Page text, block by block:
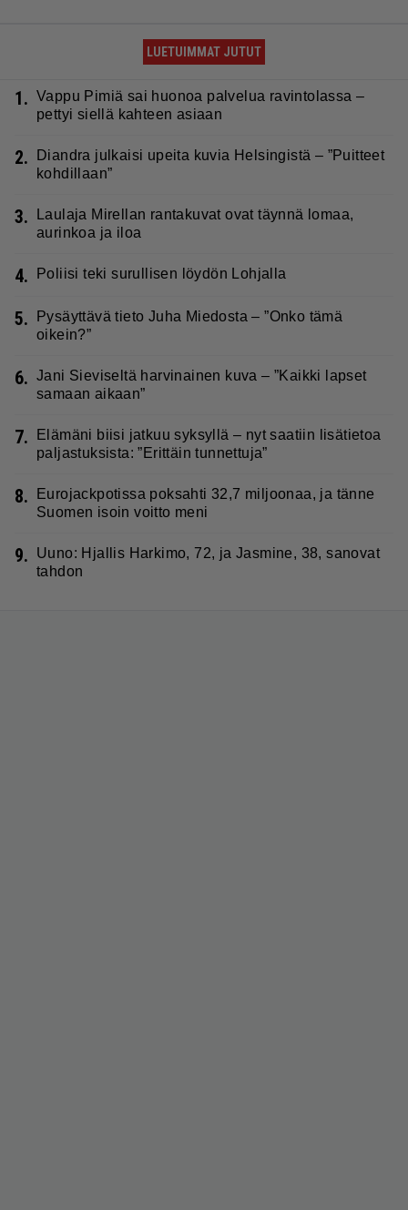
LUETUIMMAT JUTUT
1. Vappu Pimiä sai huonoa palvelua ravintolassa –
pettyi siellä kahteen asiaan
2.
Diandra julkaisi upeita kuvia Helsingistä – ”Puitteet
kohdillaan”
3.
Laulaja Mirellan rantakuvat ovat täynnä lomaa,
aurinkoa ja iloa
4. Poliisi teki surullisen löydön Lohjalla
5.
Pysäyttävä tieto Juha Miedosta – ”Onko tämä
oikein?”
6. Jani Sieviseltä harvinainen kuva – ”Kaikki lapset
samaan aikaan”
7.
Elämäni biisi jatkuu syksyllä – nyt saatiin lisätietoa
paljastuksista: ”Erittäin tunnettuja”
8.
Eurojackpotissa poksahti 32,7 miljoonaa, ja tänne
Suomen isoin voitto meni
9.
Uuno: Hjallis Harkimo, 72, ja Jasmine, 38, sanovat
tahdon